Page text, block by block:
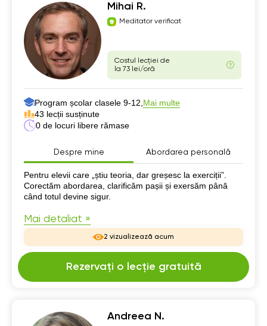
Mihai R.
Meditator verificat
Costul lecției de
la 73 lei/oră
Program școlar clasele 9-12, Mai multe
43 lecții susținute
0 de locuri libere rămase
Despre mine Abordarea personală
Despre mine
Pentru elevii care „știu teoria, dar greșesc la exerciții”.
Corectăm abordarea, clarificăm pașii și exersăm până
când totul devine sigur.
Mai detaliat »
2 vizualizează acum
Rezervați o lecție gratuită
Andreea N.